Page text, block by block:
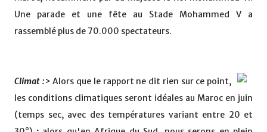
Une parade et une fête au Stade Mohammed V a
rassemblé plus de 70.000 spectateurs.
Climat :> Alors que le rapport ne dit rien sur ce point,
les conditions climatiques seront idéales au Maroc en juin
(temps sec, avec des températures variant entre 20 et